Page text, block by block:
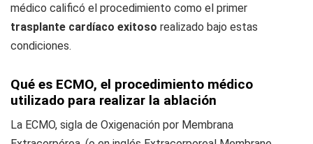
médico calificó el procedimiento como el primer
trasplante cardíaco exitoso realizado bajo estas
condiciones.
Qué es ECMO, el procedimiento médico
utilizado para realizar la ablación
La ECMO, sigla de Oxigenación por Membrana